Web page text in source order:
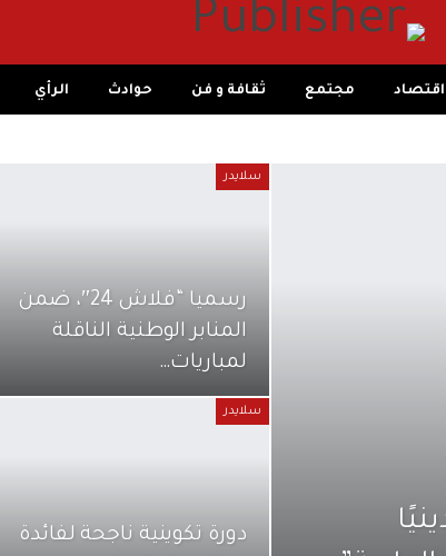
اقتصاد مجتمع ثقافة و فن حوادث الرأي
سلايدر
رسميا “فلاش 24″، ضمن
المنابر الوطنية الناقلة
لمباريات…
سلايدر
دورة تكوينية ناجحة لفائدة